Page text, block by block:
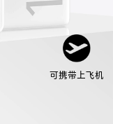
可携带上飞机